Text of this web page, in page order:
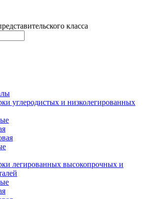
класса
углеродистых и низколегированных
легированных высокопрочных и